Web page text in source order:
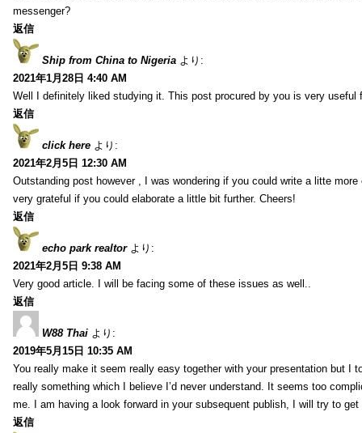
messenger?
返信
Ship from China to Nigeria より:
2021年1月28日 4:40 AM
Well I definitely liked studying it. This post procured by you is very useful
返信
click here より:
2021年2月5日 12:30 AM
Outstanding post however , I was wondering if you could write a litte
very grateful if you could elaborate a little bit further. Cheers!
返信
echo park realtor より:
2021年2月5日 9:38 AM
Very good article. I will be facing some of these issues as well..
返信
W88 Thai より:
2019年5月15日 10:35 AM
You really make it seem really easy together with your presentation but I
really something which I believe I’d never understand. It seems too
me. I am having a look forward in your subsequent publish, I will try to
返信